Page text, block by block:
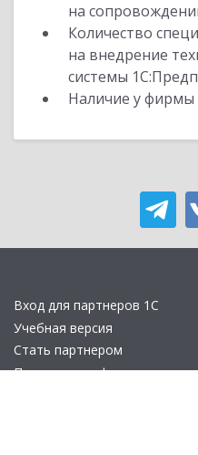
на
Количество
на внедрение
системы
Наличие у фирмы
Вход для партнеров 1С
Учебная версия
Стать партнером
Политика